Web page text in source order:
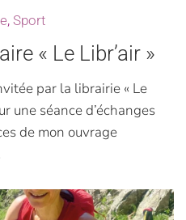
, Sport
« Le Libr’air »
par la librairie « Le
une séance d’échanges
de mon ouvrage